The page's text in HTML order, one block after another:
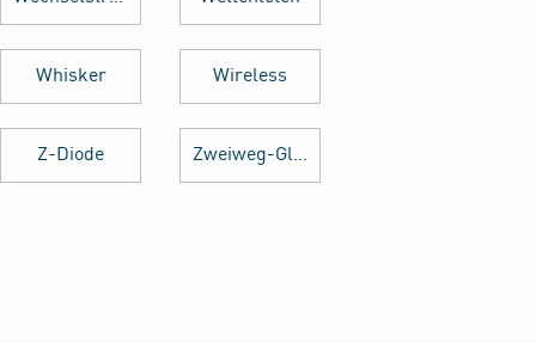
Whisker Wireless
Z-Diode Zweiweg-Gleichrichter